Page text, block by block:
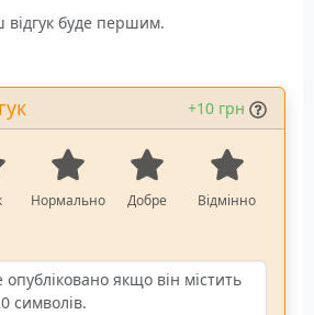
відгук буде першим.
+10 грн
Відмінно
Добре
Нормально